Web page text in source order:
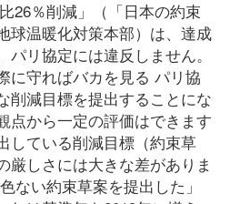
26％削減」（「日本の約束
球温暖化対策本部）は、達成
リ協定には違反しません。
守ればバカを見る パリ協
削減目標を提出することにな
点から一定の評価はできます
している削減目標（約束草
厳しさには大きな差がありま
ない約束草案を提出した」